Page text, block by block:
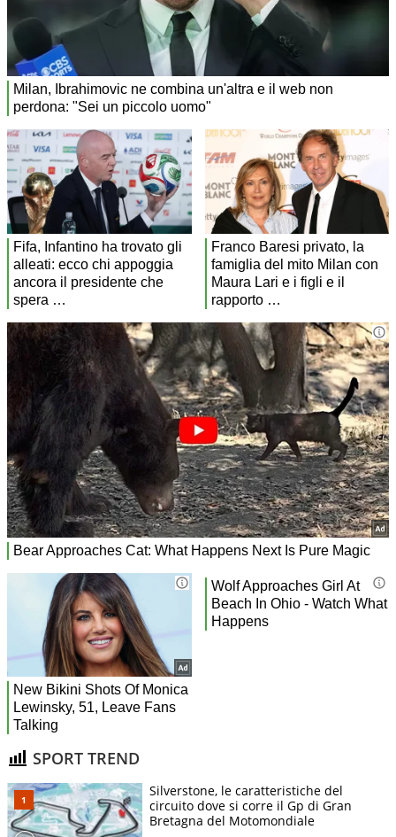
SPORT TREND
Silverstone, le caratteristiche del
circuito dove si corre il Gp di Gran
Bretagna del Motomondiale